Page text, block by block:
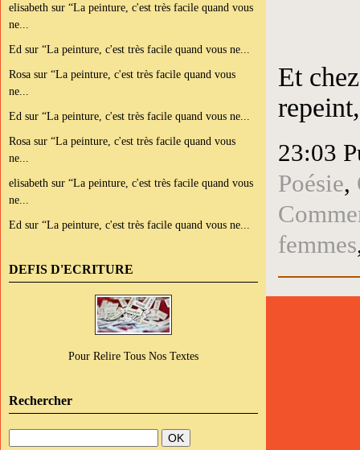
elisabeth sur “La peinture, c'est très facile quand vous
ne...
Ed sur “La peinture, c'est très facile quand vous ne...
Rosa sur “La peinture, c'est très facile quand vous
ne...
Ed sur “La peinture, c'est très facile quand vous ne...
Rosa sur “La peinture, c'est très facile quand vous
ne...
elisabeth sur “La peinture, c'est très facile quand vous
ne...
Ed sur “La peinture, c'est très facile quand vous ne...
DEFIS D'ECRITURE
Pour Relire Tous Nos Textes
Rechercher
Et
23:03
Poésie,
femmes